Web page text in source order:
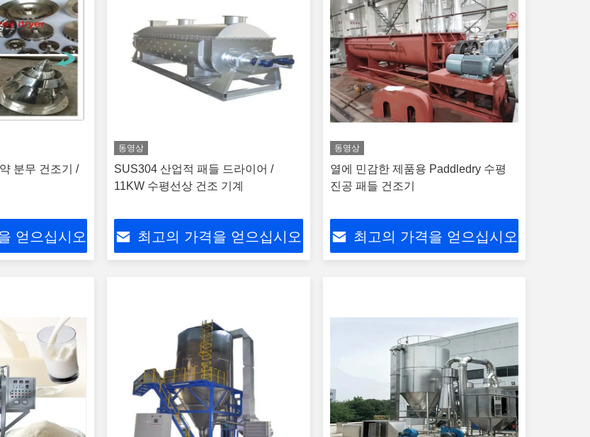
분무 건조기 /
얻으십시오
동영상
SUS304 산업적 패들 드라이어 /
11KW 수평선상 건조 기계
최고의 가격을 얻으십시오
동영상
열에 민감한 제품용 Paddledry 수평
진공 패들 건조기
최고의 가격을 얻으십시오